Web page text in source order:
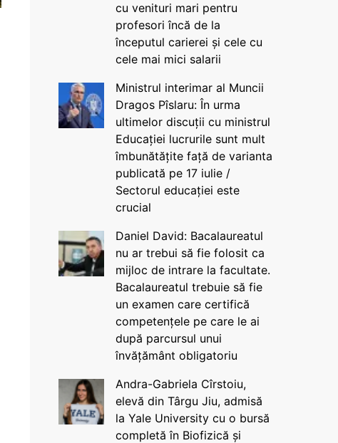
cu venituri mari pentru
profesori încă de la
începutul carierei și cele cu
cele mai mici salarii
Ministrul interimar al Muncii
Dragos Pîslaru: În urma
ultimelor discuții cu ministrul
Educației lucrurile sunt mult
îmbunătățite față de varianta
publicată pe 17 iulie /
Sectorul educației este
crucial
Daniel David: Bacalaureatul
nu ar trebui să fie folosit ca
mijloc de intrare la facultate.
Bacalaureatul trebuie să fie
un examen care certifică
competențele pe care le ai
după parcursul unui
învățământ obligatoriu
Andra-Gabriela Cîrstoiu,
elevă din Târgu Jiu, admisă
la Yale University cu o bursă
completă în Biofizică și